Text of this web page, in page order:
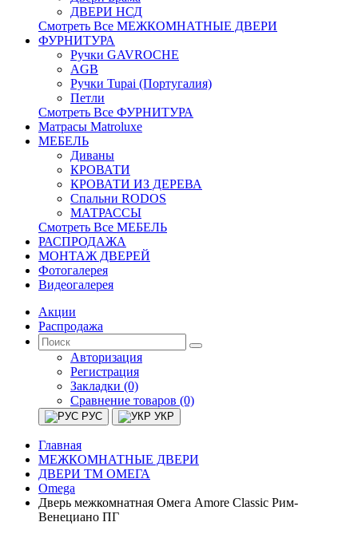
ДВЕРИ НСД
Смотреть Все МЕЖКОМНАТНЫЕ ДВЕРИ
ФУРНИТУРА
Ручки GAVROCHE
AGB
Ручки Tupai (Португалия)
Петли
Смотреть Все ФУРНИТУРА
Матрасы Matroluxe
МЕБЕЛЬ
Диваны
КРОВАТИ
КРОВАТИ ИЗ ДЕРЕВА
Спальни RODOS
МАТРАССЫ
Смотреть Все МЕБЕЛЬ
РАСПРОДАЖА
МОНТАЖ ДВЕРЕЙ
Фотогалерея
Видеогалерея
Акции
Распродажа
Авторизация
Регистрация
Закладки (0)
Сравнение товаров (0)
РУС УКР
Главная
МЕЖКОМНАТНЫЕ ДВЕРИ
ДВЕРИ ТМ ОМЕГА
Omega
Дверь межкомнатная Омега Amore Classic Рим-
Венециано ПГ